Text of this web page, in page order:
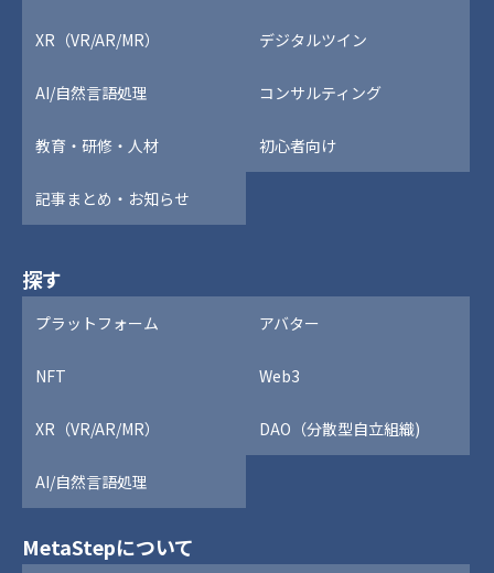
XR（VR/AR/MR） デジタルツイン
AI/自然言語処理 コンサルティング
教育・研修・人材 初心者向け
記事まとめ・お知らせ
探す
プラットフォーム アバター
NFT Web3
XR（VR/AR/MR） DAO（分散型自立組織)
AI/自然言語処理
MetaStepについて